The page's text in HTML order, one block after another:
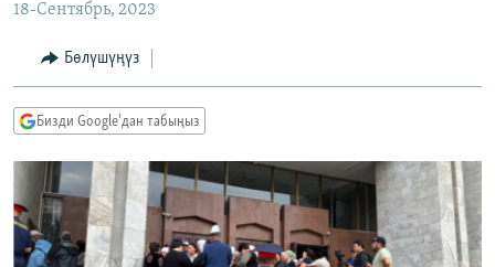
БҮГҮН АЗАТТЫКТА
ЭКСПЕРТТЕР ТАЛДАЙТ
БИЗ ЖАНА ДҮЙНӨ
ЭЖЕ-СИҢДИЛЕР
АЗАТТЫК+
ЫҢГАЙСЫЗ СУРООЛОР
ПОДКАСТ
ӨЗГӨЧӨ ПИКИР
Русский
ОНЛАЙН ШЕРИНЕ
18-Сентябрь, 2023
Бөлүшүңүз
Бизди Google'дан табыңыз